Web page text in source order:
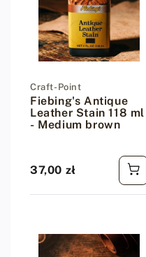
Dostawca:
Craft-Point
Fiebing's Antique
Leather Stain 118 ml
- Medium brown
Cena regularna
37,00 zł